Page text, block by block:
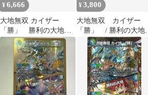
¥6,666
大地無双 カイザー
「勝」 勝利の大地
４枚 SR DM26-
EX1 ますますつよい
パック 25の援軍 デュ
エルマスターズ ちゅ
うてつ N3
¥3,800
大地無双 カイザー
「勝」 / 勝利の大地
金枠1枚、ノーマルSR1